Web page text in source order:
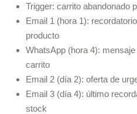
Trigger: carrito abandonado
Email 1 (hora 1):
producto
WhatsApp (hora 4):
carrito
Email 2 (día 2): oferta de
Email 3 (día 4): último
stock